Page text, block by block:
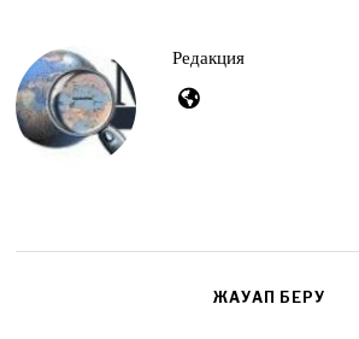
Редакция
ЖАУАП БЕРУ